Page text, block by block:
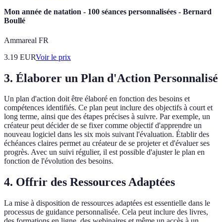
Mon année de natation - 100 séances personnalisées - Bernard
Boullé
Ammareal FR
3.19 EURVoir le prix
3. Élaborer un Plan d'Action Personnalisé
Un plan d'action doit être élaboré en fonction des besoins et
compétences identifiés. Ce plan peut inclure des objectifs à court et
long terme, ainsi que des étapes précises à suivre. Par exemple, un
créateur peut décider de se fixer comme objectif d'apprendre un
nouveau logiciel dans les six mois suivant l'évaluation. Établir des
échéances claires permet au créateur de se projeter et d'évaluer ses
progrès. Avec un suivi régulier, il est possible d'ajuster le plan en
fonction de l'évolution des besoins.
4. Offrir des Ressources Adaptées
La mise à disposition de ressources adaptées est essentielle dans le
processus de guidance personnalisée. Cela peut inclure des livres,